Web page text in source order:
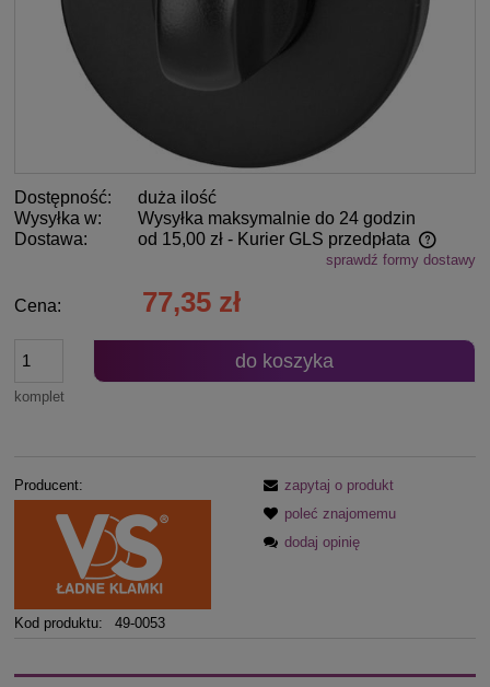
Dostępność:
duża ilość
Wysyłka w:
Wysyłka maksymalnie do 24 godzin
Dostawa:
od 15,00 zł - Kurier GLS przedpłata
Cena nie zawiera ewentualnych kosztów płatnościsprawdź formy dostawy
Cena: 77,35 zł
komplet
do koszyka
Producent:
Kod produktu: 49-0053
zapytaj o produkt
poleć znajomemu
dodaj opinię